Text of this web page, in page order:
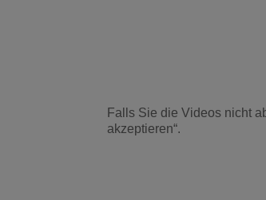
Falls Sie die Videos nicht
akzeptieren“.